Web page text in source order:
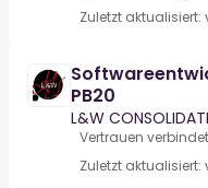
Zuletzt aktualisiert:
PB20
L&W
Vertrauen
Zuletzt aktualisiert: